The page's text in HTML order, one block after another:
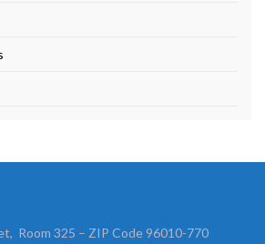
Room 325 – ZIP Code 96010-770